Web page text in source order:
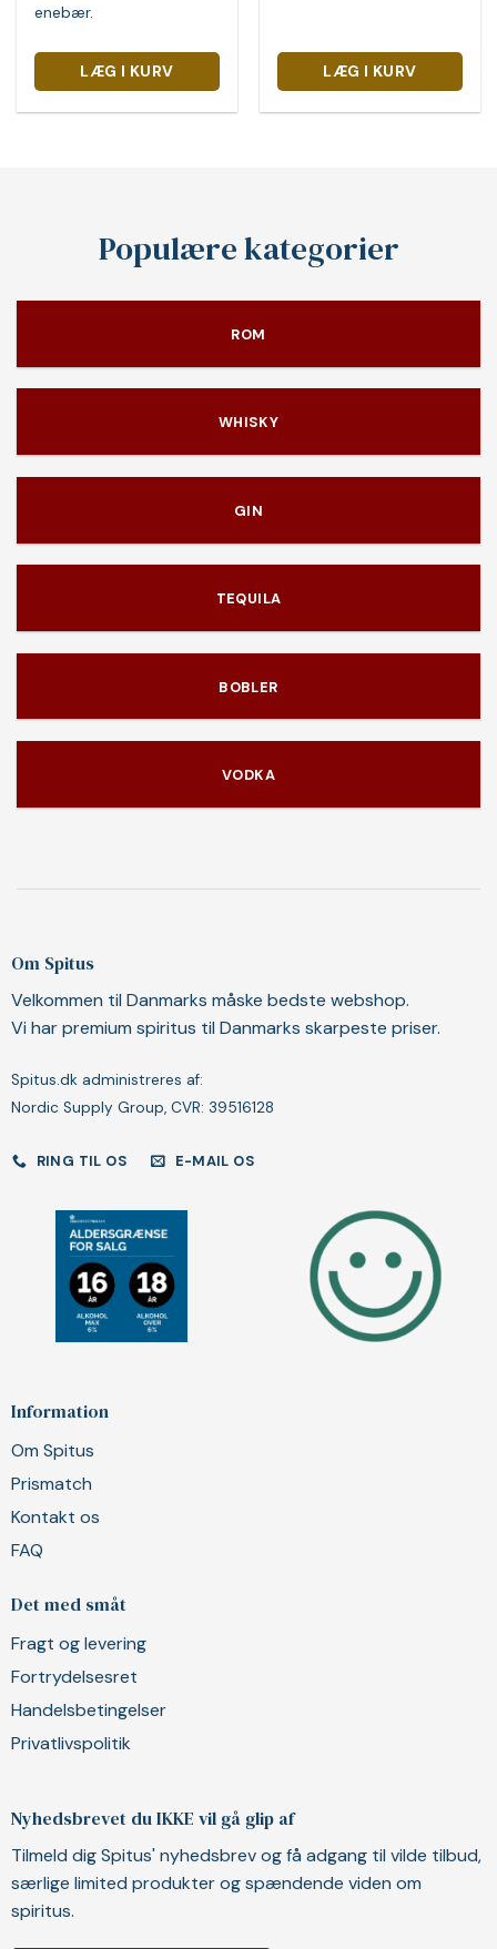
enebær.
LÆG I KURV LÆG I KURV
Populære kategorier
ROM
WHISKY
GIN
TEQUILA
BOBLER
VODKA
Om Spitus
Velkommen til Danmarks måske bedste webshop.
Vi har premium spiritus til Danmarks skarpeste priser.
Spitus.dk administreres af:
Nordic Supply Group, CVR: 39516128
RING TIL OS E-MAIL OS
Information
Om Spitus
Prismatch
Kontakt os
FAQ
Det med småt
Fragt og levering
Fortrydelsesret
Handelsbetingelser
Privatlivspolitik
Nyhedsbrevet du IKKE vil gå glip af
Tilmeld dig Spitus' nyhedsbrev og få adgang til vilde tilbud,
særlige limited produkter og spændende viden om
spiritus.